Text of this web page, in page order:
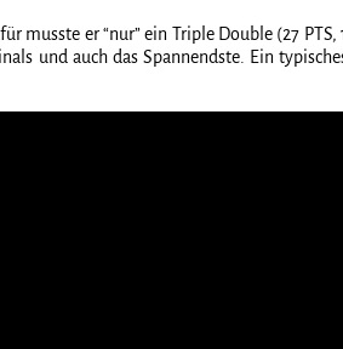
musste er “nur” ein Triple Double (27
und auch das Spannendste. Ein